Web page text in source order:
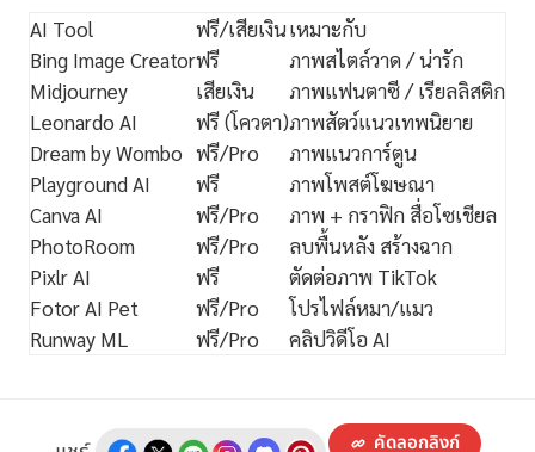
AI Tool ฟรี/เสียเงินเหมาะกับ
Bing Image Creatorฟรี
ภาพสไตล์วาด / น่ารัก
Midjourney
เสียเงิน
ภาพแฟนตาซี / เรียลลิสติก
Leonardo AI
ฟรี (โควตา)ภาพสัตว์แนวเทพนิยาย
Dream by Wombo ฟรี/Pro
ภาพแนวการ์ตูน
Playground AI
ฟรี
ภาพโพสต์โฆษณา
Canva AI
ฟรี/Pro
ภาพ + กราฟิก สื่อโซเชียล
PhotoRoom
ฟรี/Pro
ลบพื้นหลัง สร้างฉาก
Pixlr AI
ฟรี
ตัดต่อภาพ TikTok
Fotor AI Pet
ฟรี/Pro
โปรไฟล์หมา/แมว
Runway ML
ฟรี/Pro คลิปวิดีโอ AI
คัดลอกลิงก์